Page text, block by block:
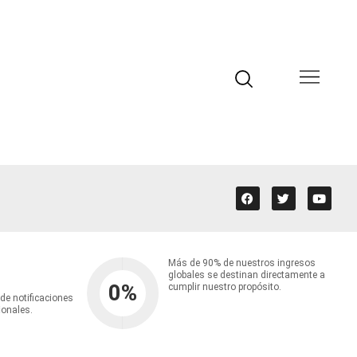
notificaciones
0%
Más de 90% de nuestros ingresos
globales se destinan directamente a
cumplir nuestro propósito.